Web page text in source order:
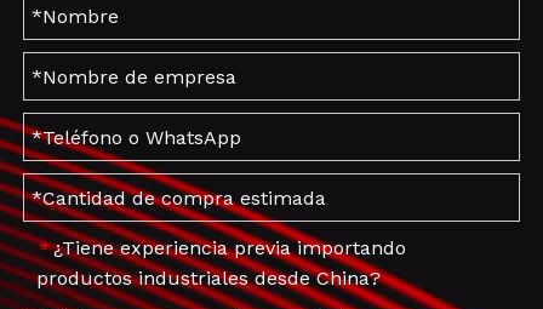
* ¿Tiene experiencia previa importando
productos industriales desde China?